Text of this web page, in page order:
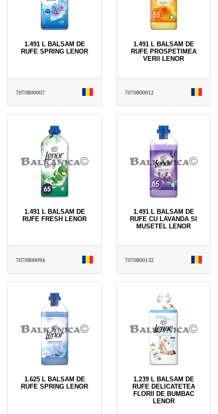
1.491 L BALSAM DE
RUFE SPRING LENOR
7070800007
1.491 L BALSAM DE
RUFE PROSPETIMEA
VERII LENOR
7070800012
1.491 L BALSAM DE
RUFE FRESH LENOR
7070800094
1.491 L BALSAM DE
RUFE CU LAVANDA SI
MUSETEL LENOR
7070800152
1.625 L BALSAM DE
RUFE SPRING LENOR
1.239 L BALSAM DE
RUFE DELICATETEA
FLORII DE BUMBAC
LENOR